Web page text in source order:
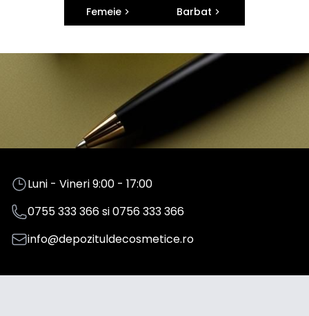
Femeie Barbat
Luni - Vineri 9:00 - 17:00
0755 333 366si0756 333 366
info@depozituldecosmetice.ro